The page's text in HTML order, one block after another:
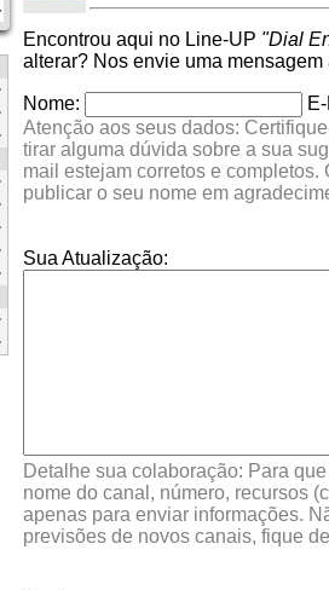
Encontrou aqui no Line-UP "Dial
alterar? Nos envie uma
Nome:
Atenção aos seus dados:
tirar alguma dúvida sobre a sua
mail estejam corretos e
publicar o seu nome em
Sua Atualização:
Detalhe sua colaboração: Para
nome do canal, número, recursos
apenas para enviar informações.
previsões de novos canais, fique